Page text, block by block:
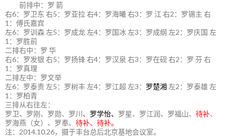
前排中：罗 箭
右6：罗卫东 右5：罗亚拉 右4：罗海曦 右3：罗 江 右2：罗锡主 右
1：傅氏嘉宾
左6：罗训森 左5：罗成龙 左4：罗国冰 左3：罗成纲 左2：罗庆国 左
1：罗胜前
二排右中：罗 华
右6：罗发银 右5：罗扬锋 右4：罗汉泉 右3：罗在砚 右2：罗 芬 右
1：罗真理
二排左中：罗文举
左6：罗泰贵 左5：罗树丰 左4：罗江超 左3： 罗楚湘 左2：罗泰雄 左
1：罗柏青
三排从右往左：
罗卫、罗刚、罗勋、罗川 、 罗学怡、 罗星、罗江润、罗福山、 待补、
罗海燕（女）、罗奉、 待补、待补。
注：2014.10.26，摄于丰台总后北京基地会议室。